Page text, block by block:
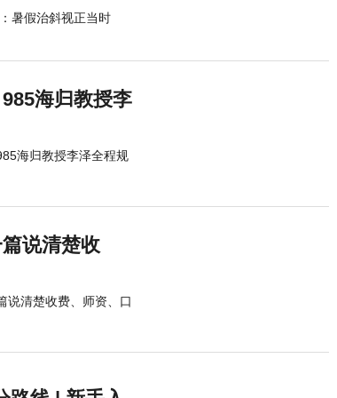
暑假治斜视正当时
海归教授李
海归教授李泽全程规
说清楚收
说清楚收费、师资、口